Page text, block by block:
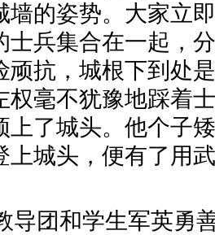
墙的姿势。大家立
士兵集合在一起，
顽抗，城根下到处
权毫不犹豫地踩着
上了城头。他个子
上城头，便有了用
导团和学生军英勇